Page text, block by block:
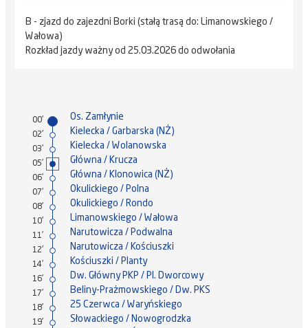
B - zjazd do zajezdni Borki (stałą trasą do: Limanowskiego /
Wałowa)
Rozkład jazdy ważny od 25.03.2026 do odwołania
00' Os. Zamłynie
02' Kielecka / Garbarska (NŻ)
03' Kielecka / Wolanowska
05' Główna / Krucza
06' Główna / Klonowica (NŻ)
07' Okulickiego / Polna
08' Okulickiego / Rondo
10' Limanowskiego / Wałowa
11' Narutowicza / Podwalna
12' Narutowicza / Kościuszki
14' Kościuszki / Planty
16' Dw. Główny PKP / Pl. Dworcowy
17' Beliny-Prażmowskiego / Dw. PKS
18' 25 Czerwca / Waryńskiego
19' Słowackiego / Nowogrodzka